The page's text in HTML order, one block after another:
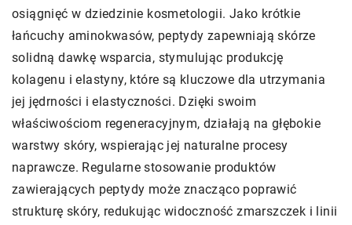
osiągnięć w dziedzinie kosmetologii. Jako krótkie
łańcuchy aminokwasów, peptydy zapewniają skórze
solidną dawkę wsparcia, stymulując produkcję
kolagenu i elastyny, które są kluczowe dla utrzymania
jej jędrności i elastyczności. Dzięki swoim
właściwościom regeneracyjnym, działają na głębokie
warstwy skóry, wspierając jej naturalne procesy
naprawcze. Regularne stosowanie produktów
zawierających peptydy może znacząco poprawić
strukturę skóry, redukując widoczność zmarszczek i linii